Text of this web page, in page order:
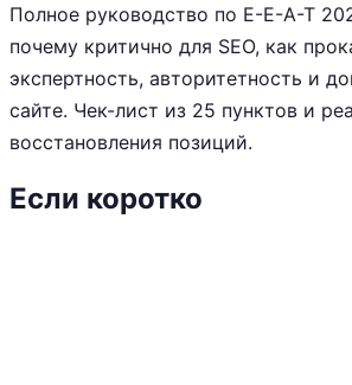
Полное руководство по E-E-A-T
почему критично для SEO, как
экспертность, авторитетность и
сайте. Чек-лист из 25 пунктов и
восстановления позиций.
Если коротко